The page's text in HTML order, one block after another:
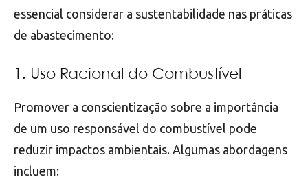
essencial considerar a sustentabilidade nas práticas
de abastecimento:
1. Uso Racional do Combustível
Promover a conscientização sobre a importância
de um uso responsável do combustível pode
reduzir impactos ambientais. Algumas abordagens
incluem: